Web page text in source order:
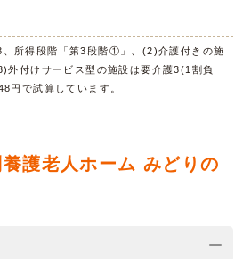
所得段階「第3段階①」、(2)介護付きの施
外付けサービス型の施設は要介護3(1割負
円で試算しています。
護老人ホーム みどりの